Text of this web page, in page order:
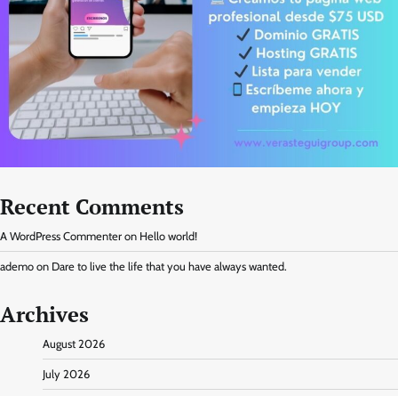
Recent Comments
A WordPress Commenter on Hello world!
ademo on Dare to live the life that you have always wanted.
Archives
August 2026
July 2026